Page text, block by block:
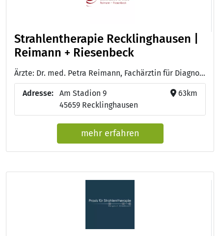
Strahlentherapie Recklinghausen |
Reimann + Riesenbeck
Ärzte: Dr. med. Petra Reimann, Fachärztin für Diagnostische Radiologie und Strahlentherapie - Dr. med. Dorothea Riesenbeck, Fachärztin für Strahlentherapie
Adresse:
Am Stadion 9
45659 Recklinghausen
63km
mehr erfahren